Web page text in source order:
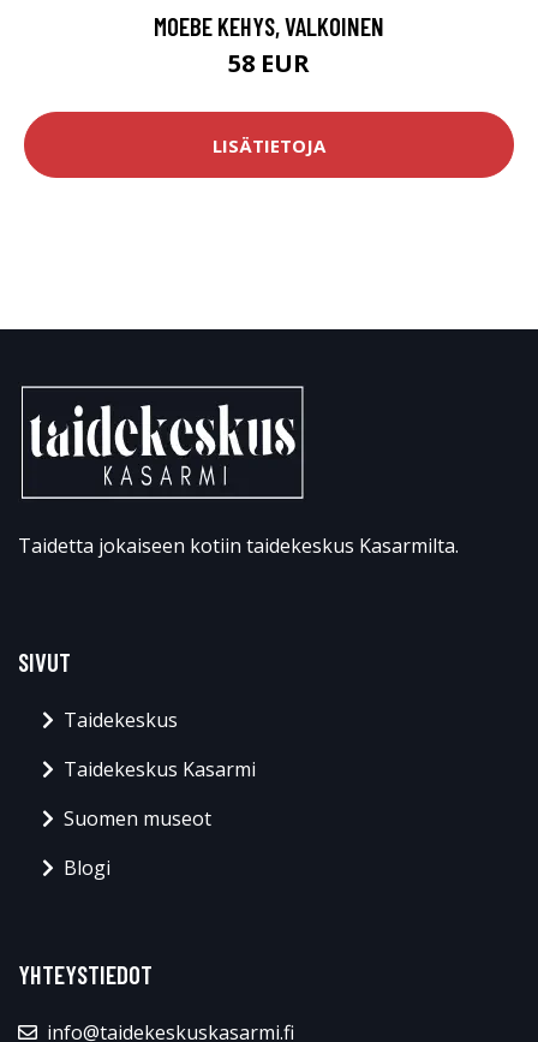
MOEBE KEHYS, VALKOINEN
58 EUR
LISÄTIETOJA
Taidetta jokaiseen kotiin taidekeskus Kasarmilta.
SIVUT
Taidekeskus
Taidekeskus Kasarmi
Suomen museot
Blogi
YHTEYSTIEDOT
info@taidekeskuskasarmi.fi